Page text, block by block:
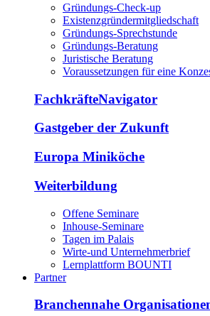
Gründungs-Check-up
Existenzgründermitgliedschaft
Gründungs-Sprechstunde
Gründungs-Beratung
Juristische Beratung
Voraussetzungen für eine
FachkräfteNavigator
Gastgeber der Zukunft
Europa Miniköche
Weiterbildung
Offene Seminare
Inhouse-Seminare
Tagen im Palais
Wirte-und Unternehmerbrief
Lernplattform BOUNTI
Partner
Branchennahe